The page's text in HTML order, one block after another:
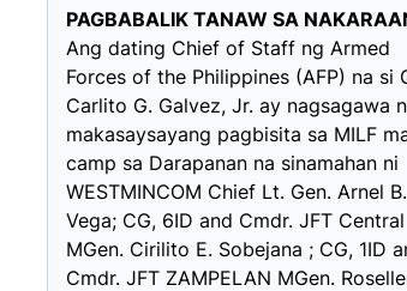
PAGBABALIK TANAW SA
Ang dating Chief of Staff ng Armed
Forces of the Philippines (AFP) na si
Carlito G. Galvez, Jr. ay nagsagawa
makasaysayang pagbisita sa MILF
camp sa Darapanan na sinamahan ni
WESTMINCOM Chief Lt. Gen. Arnel
Vega; CG, 6ID and Cmdr. JFT Central
MGen. Cirilito E. Sobejana ; CG, 1ID
Cmdr. JFT ZAMPELAN MGen.